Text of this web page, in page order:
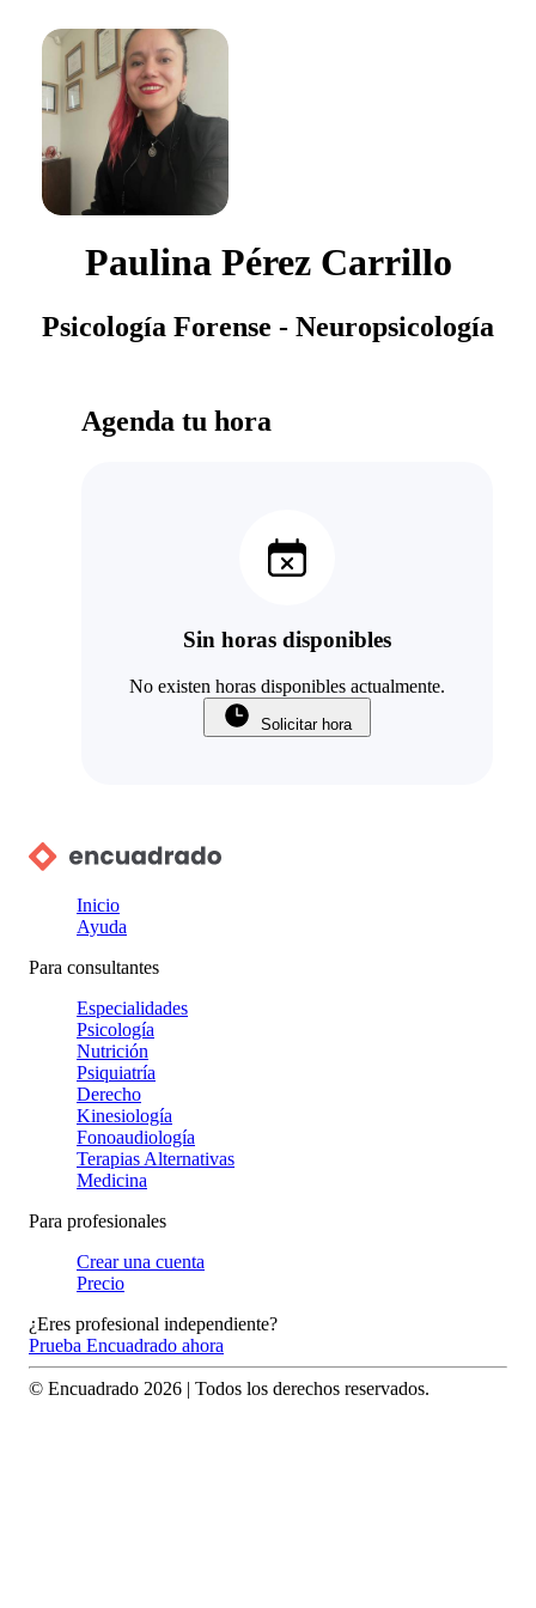
Paulina Pérez Carrillo
Psicología Forense - Neuropsicología
Agenda tu hora
Sin horas disponibles
No existen horas disponibles actualmente.
Solicitar hora
Inicio
Ayuda
Para consultantes
Especialidades
Psicología
Nutrición
Psiquiatría
Derecho
Kinesiología
Fonoaudiología
Terapias Alternativas
Medicina
Para profesionales
Crear una cuenta
Precio
¿Eres profesional independiente?
Prueba Encuadrado ahora
© Encuadrado 2026 | Todos los derechos reservados.